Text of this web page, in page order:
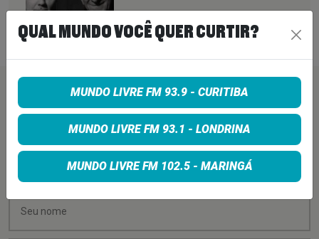
7 de agosto de 2026
PEÇA SUA MÚSICA
Quer sugerir uma música para rolar na minha
programação? É só preencher os campos abaixo:
QUAL MUNDO VOCÊ QUER CURTIR?
MUNDO LIVRE FM 93.9 - CURITIBA
MUNDO LIVRE FM 93.1 - LONDRINA
MUNDO LIVRE FM 102.5 - MARINGÁ